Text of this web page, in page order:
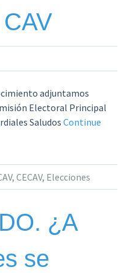
adjuntamos
Electoral Principal
Saludos Continue
, CECAV, Elecciones
¿A
se